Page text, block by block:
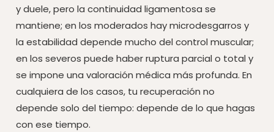
y duele, pero la continuidad ligamentosa se
mantiene; en los moderados hay microdesgarros y
la estabilidad depende mucho del control muscular;
en los severos puede haber ruptura parcial o total y
se impone una valoración médica más profunda. En
cualquiera de los casos, tu recuperación no
depende solo del tiempo: depende de lo que hagas
con ese tiempo.